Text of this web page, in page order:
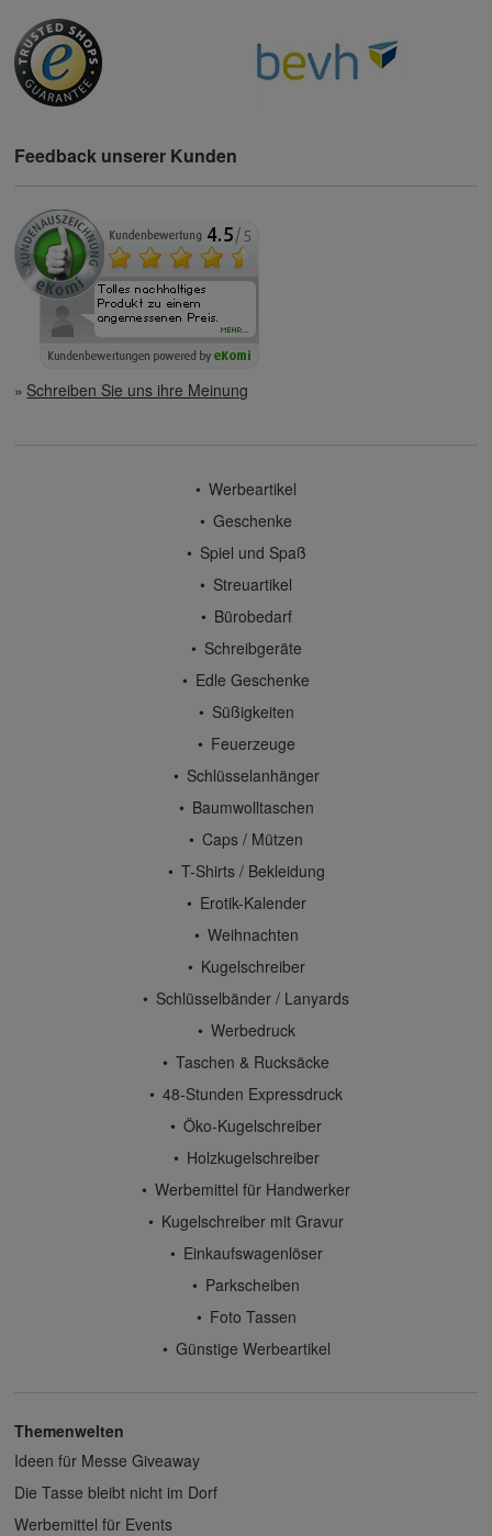
Feedback unserer Kunden
Schreiben Sie uns ihre Meinung
Werbeartikel
Geschenke
Spiel und Spaß
Streuartikel
Bürobedarf
Schreibgeräte
Edle Geschenke
Süßigkeiten
Feuerzeuge
Schlüsselanhänger
Baumwolltaschen
Caps / Mützen
T-Shirts / Bekleidung
Erotik-Kalender
Weihnachten
Kugelschreiber
Schlüsselbänder / Lanyards
Werbedruck
Taschen & Rucksäcke
48-Stunden Expressdruck
Öko-Kugelschreiber
Holzkugelschreiber
Werbemittel für Handwerker
Kugelschreiber mit Gravur
Einkaufswagenlöser
Parkscheiben
Foto Tassen
Günstige Werbeartikel
Themenwelten
Ideen für Messe Giveaway
Die Tasse bleibt nicht im Dorf
Werbemittel für Events